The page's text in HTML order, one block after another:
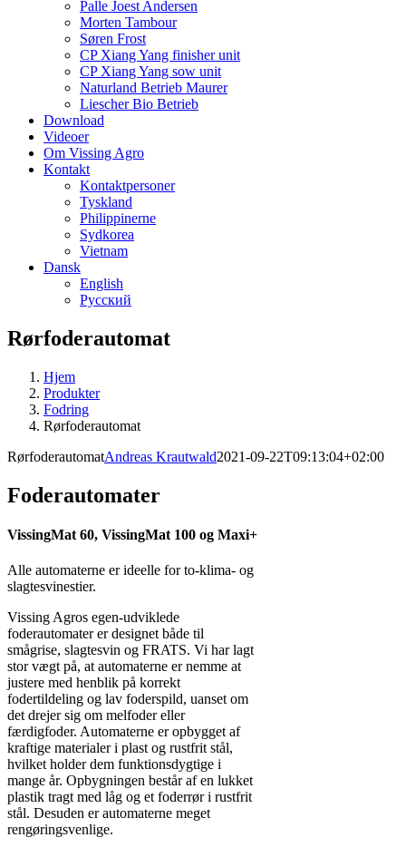
Palle Joest Andersen
Morten Tambour
Søren Frost
CP Xiang Yang finisher unit
CP Xiang Yang sow unit
Naturland Betrieb Maurer
Liescher Bio Betrieb
Download
Videoer
Om Vissing Agro
Kontakt
Kontaktpersoner
Tyskland
Philippinerne
Sydkorea
Vietnam
Dansk
English
Русский
Rørfoderautomat
Hjem
Produkter
Fodring
Rørfoderautomat
RørfoderautomatAndreas Krautwald2021-09-22T09:13:04+02:00
Foderautomater
VissingMat 60, VissingMat 100 og Maxi+
Alle automaterne er ideelle for to-klima- og
slagtesvinestier.
Vissing Agros egen-udviklede
foderautomater er designet både til
smågrise, slagtesvin og FRATS. Vi har lagt
stor vægt på, at automaterne er nemme at
justere med henblik på korrekt
fodertildeling og lav foderspild, uanset om
det drejer sig om melfoder eller
færdigfoder. Automaterne er opbygget af
kraftige materialer i plast og rustfrit stål,
hvilket holder dem funktionsdygtige i
mange år. Opbygningen består af en lukket
plastik tragt med låg og et foderrør i rustfrit
stål. Desuden er automaterne meget
rengøringsvenlige.